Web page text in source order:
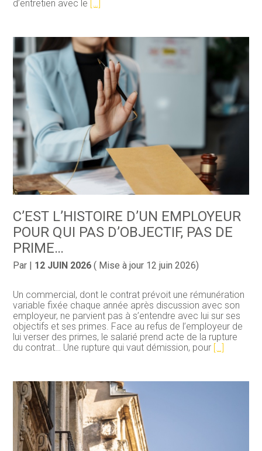
d’entretien avec le […]
C’EST L’HISTOIRE D’UN EMPLOYEUR
POUR QUI PAS D’OBJECTIF, PAS DE
PRIME…
Par | 12 JUIN 2026 ( Mise à jour 12 juin 2026)
Un commercial, dont le contrat prévoit une rémunération
variable fixée chaque année après discussion avec son
employeur, ne parvient pas à s’entendre avec lui sur ses
objectifs et ses primes. Face au refus de l’employeur de
lui verser des primes, le salarié prend acte de la rupture
du contrat… Une rupture qui vaut démission, pour […]